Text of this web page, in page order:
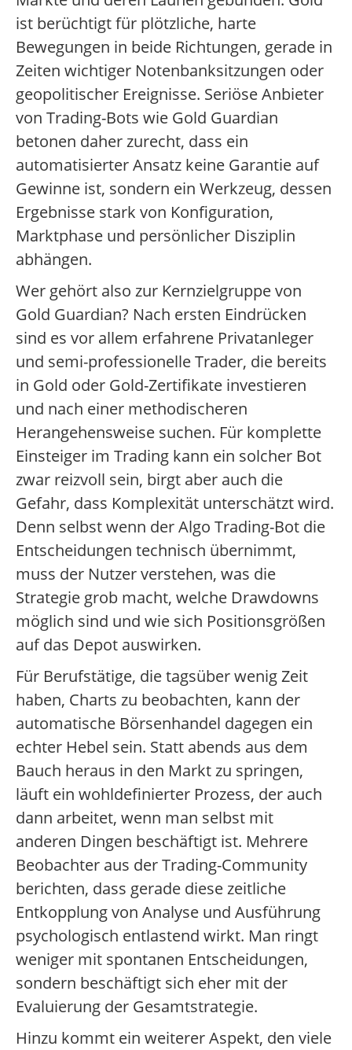
ist berüchtigt für plötzliche, harte
Bewegungen in beide Richtungen, gerade in
Zeiten wichtiger Notenbanksitzungen oder
geopolitischer Ereignisse. Seriöse Anbieter
von Trading-Bots wie Gold Guardian
betonen daher zurecht, dass ein
automatisierter Ansatz keine Garantie auf
Gewinne ist, sondern ein Werkzeug, dessen
Ergebnisse stark von Konfiguration,
Marktphase und persönlicher Disziplin
abhängen.
Wer gehört also zur Kernzielgruppe von
Gold Guardian? Nach ersten Eindrücken
sind es vor allem erfahrene Privatanleger
und semi-professionelle Trader, die bereits
in Gold oder Gold-Zertifikate investieren
und nach einer methodischeren
Herangehensweise suchen. Für komplette
Einsteiger im Trading kann ein solcher Bot
zwar reizvoll sein, birgt aber auch die
Gefahr, dass Komplexität unterschätzt wird.
Denn selbst wenn der Algo Trading-Bot die
Entscheidungen technisch übernimmt,
muss der Nutzer verstehen, was die
Strategie grob macht, welche Drawdowns
möglich sind und wie sich Positionsgrößen
auf das Depot auswirken.
Für Berufstätige, die tagsüber wenig Zeit
haben, Charts zu beobachten, kann der
automatische Börsenhandel dagegen ein
echter Hebel sein. Statt abends aus dem
Bauch heraus in den Markt zu springen,
läuft ein wohldefinierter Prozess, der auch
dann arbeitet, wenn man selbst mit
anderen Dingen beschäftigt ist. Mehrere
Beobachter aus der Trading-Community
berichten, dass gerade diese zeitliche
Entkopplung von Analyse und Ausführung
psychologisch entlastend wirkt. Man ringt
weniger mit spontanen Entscheidungen,
sondern beschäftigt sich eher mit der
Evaluierung der Gesamtstrategie.
Hinzu kommt ein weiterer Aspekt, den viele